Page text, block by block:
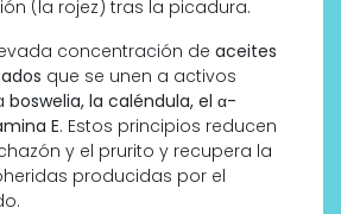
(la rojez) tras la picadura.
concentración de aceites
que se unen a activos
boswelia, la caléndula, el α-
E. Estos principios reducen
y el prurito y recupera la
producidas por el